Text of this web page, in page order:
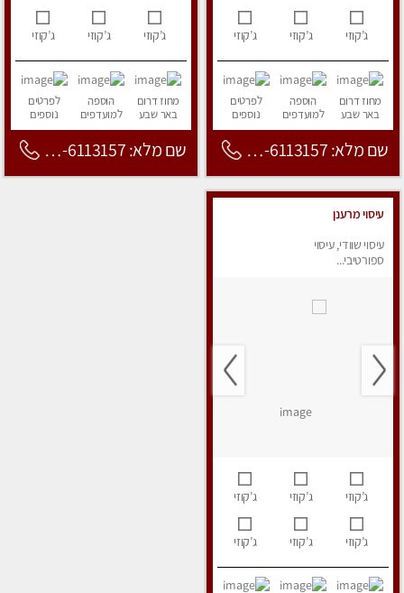
ג’קוזי ג’קוזי ג’קוזי
מחוז דרום
באר שבע
הוספה
למועדפים
לפרטים
נוספים
שם מלא: 053-6113157
ג’קוזי ג’קוזי ג’קוזי
מחוז דרום
באר שבע
הוספה
למועדפים
לפרטים
נוספים
שם מלא: 053-6113157
עיסוי מרענן
עיסוי שוודי, עיסוי
ספורטיבי...
ג’קוזי ג’קוזי ג’קוזי
ג’קוזי ג’קוזי ג’קוזי